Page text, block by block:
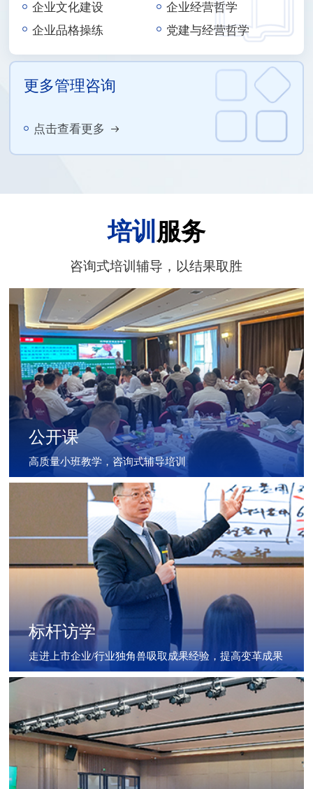
企业文化建设
企业经营哲学
企业品格操练
党建与经营哲学
更多管理咨询
点击查看更多
培训 服务
咨询式培训辅导，以结果取胜
公开课
高质量小班教学，咨询式辅导培训
标杆访学
走进上市企业/行业独角兽吸取成果经验，提高变革成果